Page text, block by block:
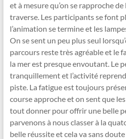
et à mesure qu’on se rapproche de
traverse. Les participants se font
l’animation se termine et les
On se sent un peu plus seul
parcours reste très agréable et le
la mer est presque envoutant. Le
tranquillement et l’activité
piste. La fatigue est toujours
course approche et on sent que
tout donner pour offrir une belle
parvenons à nous classer à la
belle réussite et cela va sans